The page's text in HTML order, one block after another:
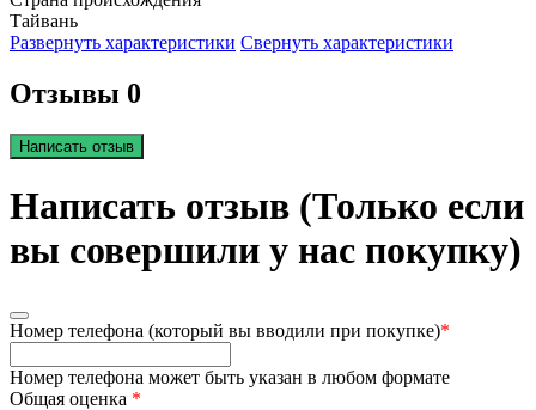
Тайвань
Развернуть характеристики Свернуть характеристики
Отзывы 0
Написать отзыв
Написать отзыв (Только если
вы совершили у нас покупку)
Номер телефона (который вы вводили при покупке)*
Номер телефона может быть указан в любом формате
Общая оценка *